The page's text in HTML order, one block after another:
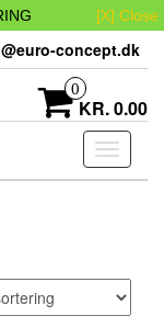
[X] Close
concept.dk
0
KR. 0.00
Toggle